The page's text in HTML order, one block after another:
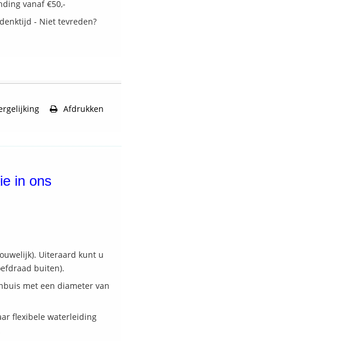
vanaf €50,-
- Niet tevreden?
Afdrukken
in ons
Uiteraard kunt u
buiten).
met een diameter van
flexibele waterleiding